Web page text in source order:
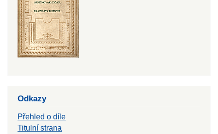
Odkazy
Přehled o díle
Titulní strana